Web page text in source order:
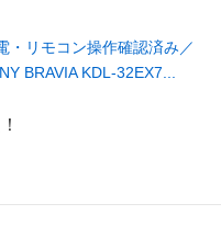
・リモコン操作確認済み／
BRAVIA KDL-32EX7...